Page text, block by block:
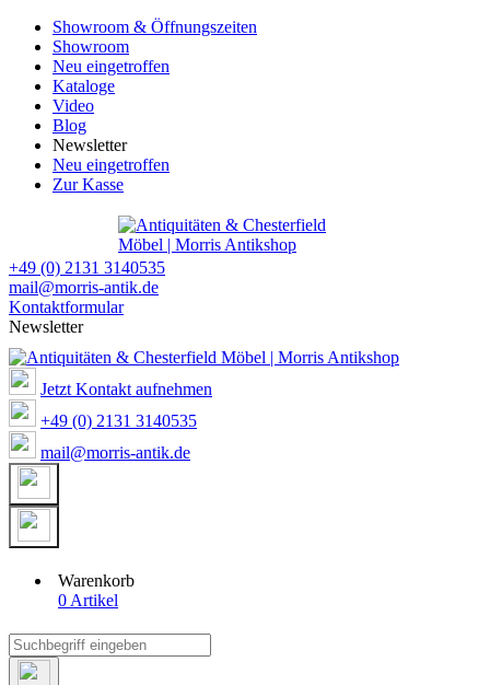
Showroom & Öffnungszeiten
Showroom
Neu eingetroffen
Kataloge
Video
Blog
Newsletter
Neu eingetroffen
Zur Kasse
+49 (0) 2131 3140535
mail@morris-antik.de
Kontaktformular
Newsletter
Jetzt Kontakt aufnehmen
+49 (0) 2131 3140535
mail@morris-antik.de
Warenkorb
0 Artikel